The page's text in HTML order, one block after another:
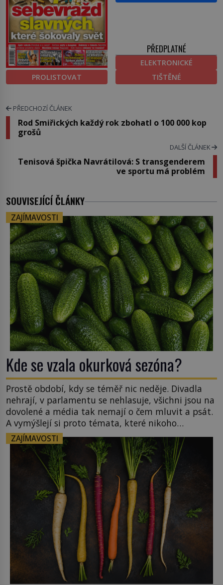
PROLISTOVAT
PŘEDPLATNÉ
ELEKTRONICKÉ
TIŠTĚNÉ
PŘEDCHOZÍ ČLÁNEK
Rod Smiřických každý rok zbohatl o 100 000 kop
grošů
DALŠÍ ČLÁNEK
Tenisová špička Navrátilová: S transgenderem
ve sportu má problém
SOUVISEJÍCÍ ČLÁNKY
ZAJÍMAVOSTI
Kde se vzala okurková sezóna?
Prostě období, kdy se téměř nic neděje. Divadla
nehrají, v parlamentu se nehlasuje, všichni jsou na
dovolené a média tak nemají o čem mluvit a psát.
A vymýšlejí si proto témata, které nikoho
nezajímají. Proč je však ona letní doba spojovaná
zrovna s okurkami? Okurkovou sezónu známe už
od poloviny 19. století, ovšem jako Češi […]
ZAJÍMAVOSTI